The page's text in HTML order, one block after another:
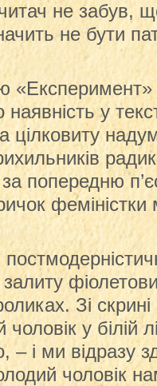
не забув,
не бути
у
цілковиту
попередню
Зі
у білій
– і ми відразу
чоловік